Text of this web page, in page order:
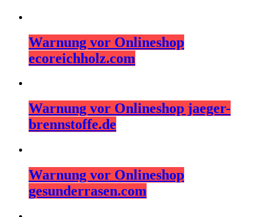
Warnung vor Onlineshop
ecoreichholz.com
Warnung vor Onlineshop jaeger-
brennstoffe.de
Warnung vor Onlineshop
gesunderrasen.com